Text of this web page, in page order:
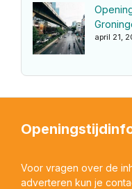
april 21,
Voor vragen over de
adverteren kun je